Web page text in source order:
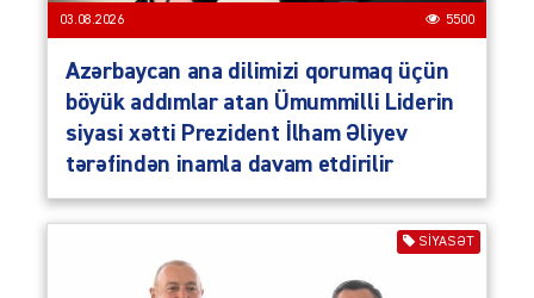
03.08.2026 5500
Azərbaycan ana dilimizi qorumaq üçün
böyük addımlar atan Ümummilli Liderin
siyasi xətti Prezident İlham Əliyev
tərəfindən inamla davam etdirilir
SIYASƏT